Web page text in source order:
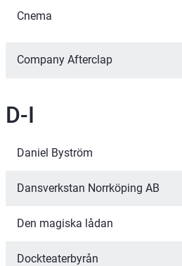
Cnema
Company Afterclap
D-I
Daniel Byström
Dansverkstan Norrköping AB
Den magiska lådan
Dockteaterbyrån